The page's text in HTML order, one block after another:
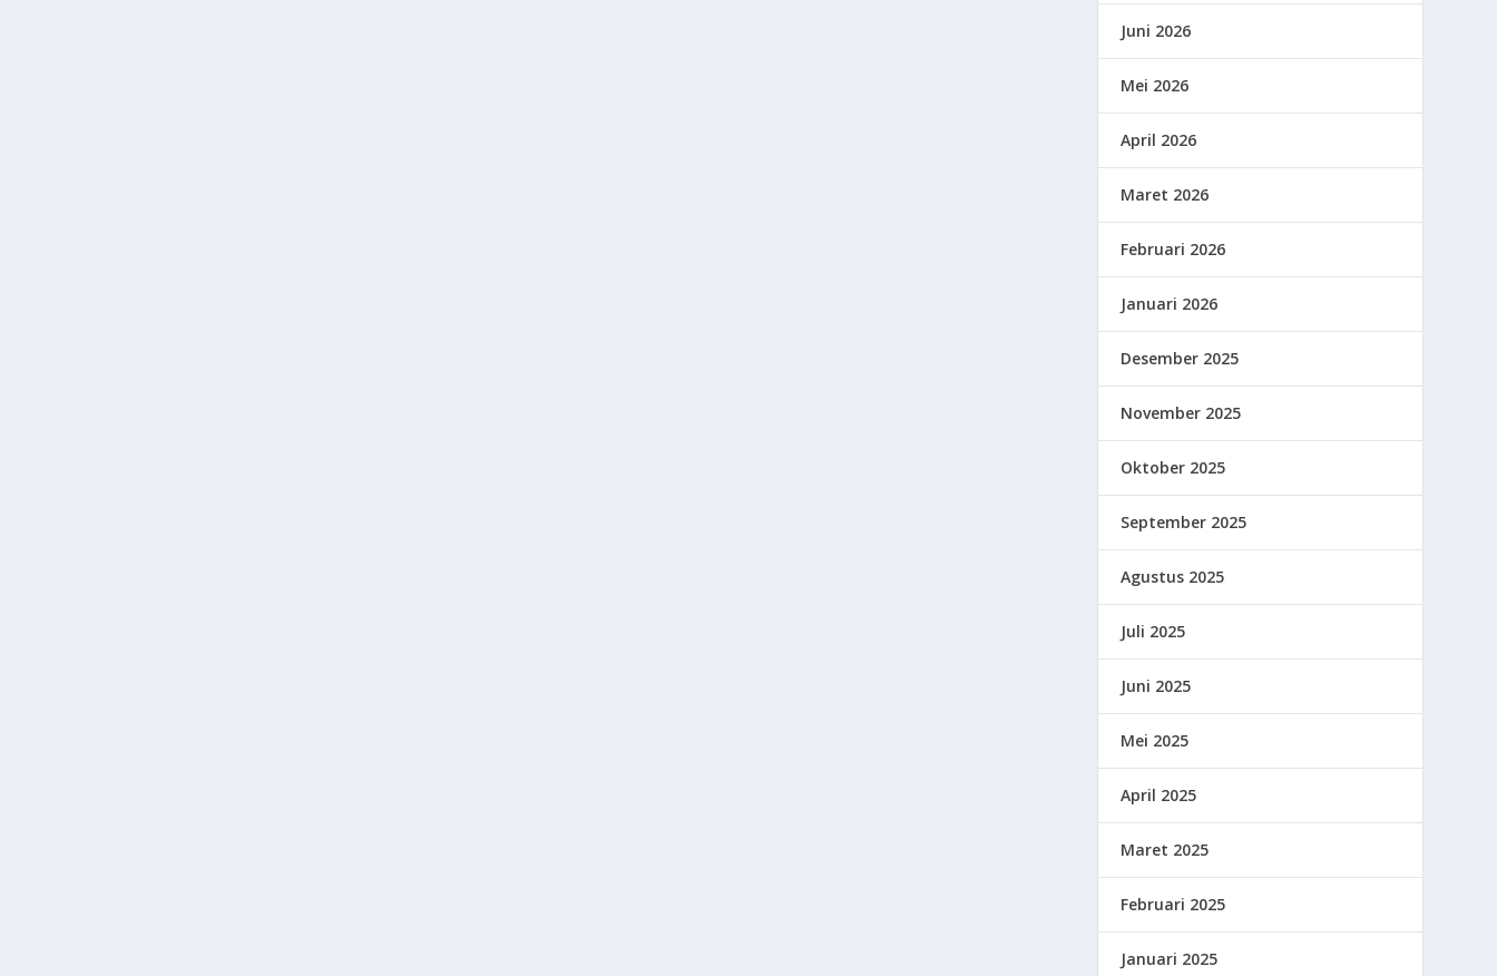
Juni 2026
Mei 2026
April 2026
Maret 2026
Februari 2026
Januari 2026
Desember 2025
November 2025
Oktober 2025
September 2025
Agustus 2025
Juli 2025
Juni 2025
Mei 2025
April 2025
Maret 2025
Februari 2025
Januari 2025